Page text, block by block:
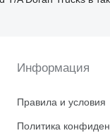
Информация
Правила и условия
Политика